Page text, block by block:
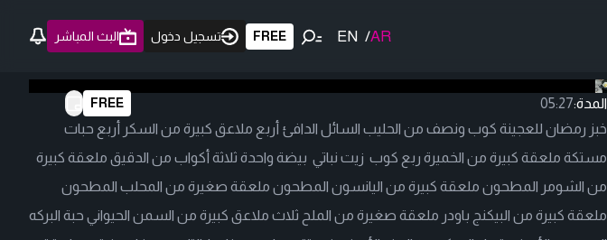
AR
/
EN
FREE تسجيل دخول البث المباشر
FREE المدة:05:27
خبز رمضان للعجينة كوب ونصف من الحليب السائل الدافئ أربع ملاعق كبيرة من السكر أربع حبات
مستكة ملعقة كبيرة من الخميرة ربع كوب زيت نباتي بيضة واحدة ثلاثة أكواب من الدقيق ملعقة كبيرة
من الشومر المطحون ملعقة كبيرة من اليانسون المطحون ملعقة صغيرة من المحلب المطحون
ملعقة كبيرة من البيكنج باودر ملعقة صغيرة من الملح ثلاث ملاعق كبيرة من السمن الحيواني حبة البركه